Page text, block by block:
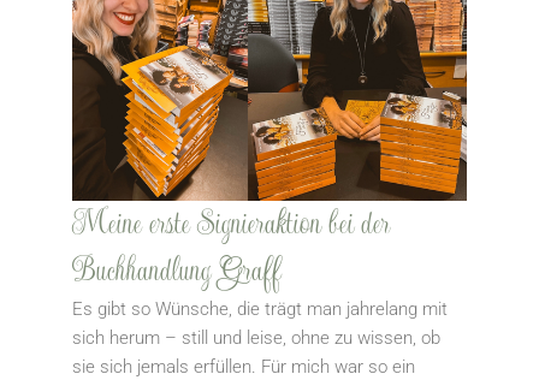
Meine erste Signieraktion bei der
Buchhandlung Graff
Es gibt so Wünsche, die trägt man jahrelang mit
sich herum – still und leise, ohne zu wissen, ob
sie sich jemals erfüllen. Für mich war so ein